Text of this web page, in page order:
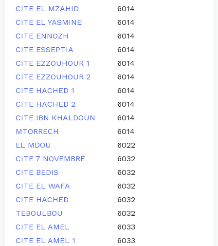
CITE EL MZAHID
6014
CITE EL YASMINE
6014
CITE ENNOZH
6014
CITE ESSEPTIA
6014
CITE EZZOUHOUR 1
6014
CITE EZZOUHOUR 2
6014
CITE HACHED 1
6014
CITE HACHED 2
6014
CITE IBN KHALDOUN
6014
MTORRECH
6014
EL MDOU
6022
CITE 7 NOVEMBRE
6032
CITE BEDIS
6032
CITE EL WAFA
6032
CITE HACHED
6032
TEBOULBOU
6032
CITE EL AMEL
6033
CITE EL AMEL 1
6033